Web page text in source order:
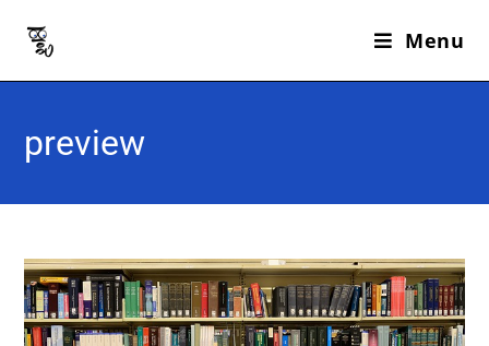
Menu
preview